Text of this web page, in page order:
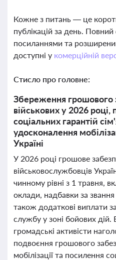
Кожне з питань — це
публікацій за день.
посиланнями та
доступні у комерційній
Стисло про головне:
Збереження грошового
військових у 2026 році,
соціальних гарантій
удосконалення
Україні
У 2026 році грошове
військовослужбовців
чинному рівні з 1 травня,
оклади, надбавки за звання
також додаткові виплати
службу у зоні бойових дій.
громадські активісти
подвоєння грошового
мобілізації та посилення